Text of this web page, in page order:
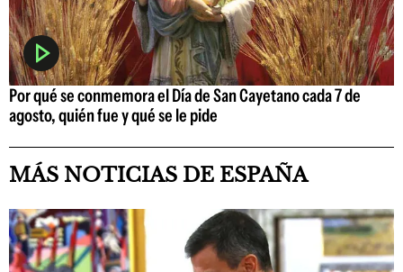
Por qué se conmemora el Día de San Cayetano cada 7 de
agosto, quién fue y qué se le pide
MÁS NOTICIAS DE ESPAÑA